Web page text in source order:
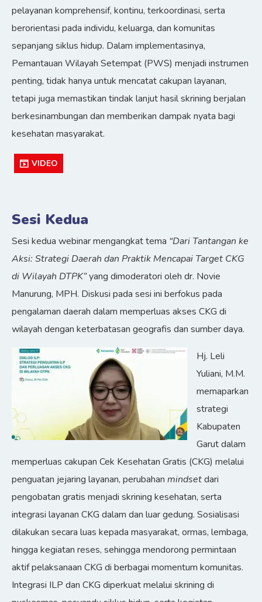
pelayanan komprehensif, kontinu, terkoordinasi, serta
berorientasi pada individu, keluarga, dan komunitas
sepanjang siklus hidup. Dalam implementasinya,
Pemantauan Wilayah Setempat (PWS) menjadi instrumen
penting, tidak hanya untuk mencatat cakupan layanan,
tetapi juga memastikan tindak lanjut hasil skrining berjalan
berkesinambungan dan memberikan dampak nyata bagi
kesehatan masyarakat.
VIDEO
Sesi Kedua
Sesi kedua webinar mengangkat tema “Dari Tantangan ke
Aksi: Strategi Daerah dan Praktik Mencapai Target CKG
di Wilayah DTPK”yang dimoderatori oleh dr. Novie
Manurung, MPH. Diskusi pada sesi ini berfokus pada
pengalaman daerah dalam memperluas akses CKG di
wilayah dengan keterbatasan geografis dan sumber daya.
Hj. Leli
Yuliani, M.M.
memaparkan
strategi
Kabupaten
Garut dalam
memperluas cakupan Cek Kesehatan Gratis (CKG) melalui
penguatan jejaring layanan, perubahan mindsetdari
pengobatan gratis menjadi skrining kesehatan, serta
integrasi layanan CKG dalam dan luar gedung. Sosialisasi
dilakukan secara luas kepada masyarakat, ormas, lembaga,
hingga kegiatan reses, sehingga mendorong permintaan
aktif pelaksanaan CKG di berbagai momentum komunitas.
Integrasi ILP dan CKG diperkuat melalui skrining di